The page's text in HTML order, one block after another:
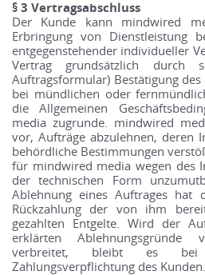
§ 3 Vertragsabschluss
Der Kunde kann mindwired
Erbringung von Dienstleistung
entgegenstehender individueller
Vertrag grundsätzlich durch
Auftragsformular) Bestätigung
bei mündlichen oder
die Allgemeinen
media zugrunde. mindwired
vor, Aufträge abzulehnen, deren
behördliche Bestimmungen
für mindwired media wegen des
der technischen Form
Ablehnung eines Auftrages hat
Rückzahlung der von ihm
gezahlten Entgelte. Wird der
erklärten
verbreitet, bleibt es bei
Zahlungsverpflichtung des Kunden.